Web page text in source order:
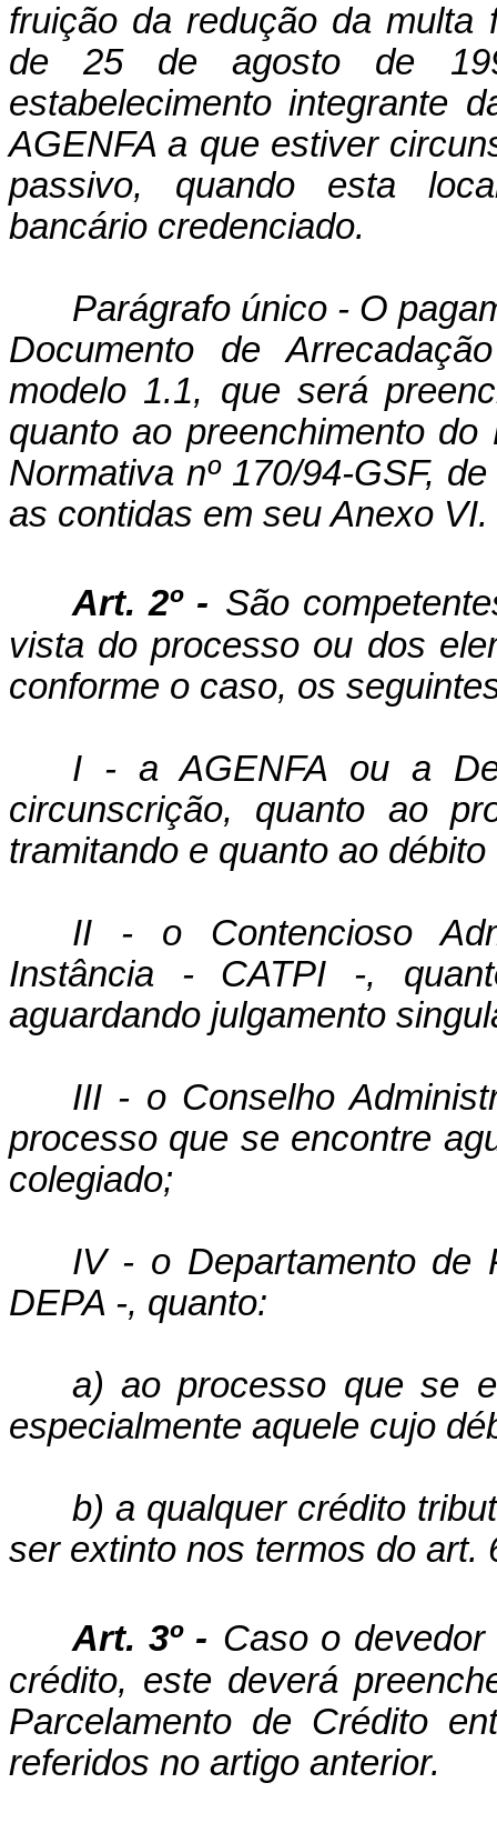
fruição da redução da multa
de 25 de agosto de
estabelecimento integrante
AGENFA a que estiver
passivo, quando esta
bancário credenciado.
Parágrafo único - O
Documento de
modelo 1.1, que será
quanto ao preenchimento
Normativa nº 170/94-GSF,
as contidas em seu Anexo VI.
Art. 2º - São
vista do processo ou dos
conforme o caso, os
I - a AGENFA ou a
circunscrição, quanto ao
tramitando e quanto ao
II - o Contencioso
Instância - CATPI -,
aguardando julgamento
III - o Conselho
processo que se encontre
colegiado;
IV - o Departamento de
DEPA -, quanto:
a) ao processo que se
especialmente aquele cujo
b) a qualquer crédito
ser extinto nos termos do art.
Art. 3º - Caso o
crédito, este deverá
Parcelamento de Crédito
referidos no artigo anterior.